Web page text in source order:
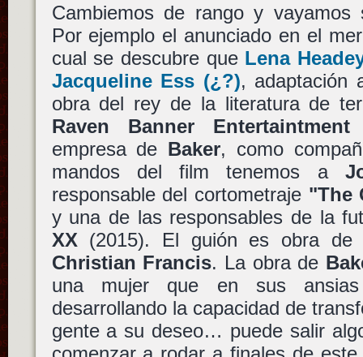
Cambiemos de rango y vayamos
Por ejemplo el anunciado en el
cual se descubre que Lena
Jacqueline Ess (¿?), adaptación
obra del rey de la literatura de
Raven Banner Entertaintment
empresa de Baker, como
mandos del film tenemos a
responsable del cortometraje "The
y una de las responsables de la
XX (2015). El guión es obra
Christian Francis. La obra de
una mujer que en sus
desarrollando la capacidad de
gente a su deseo… puede salir